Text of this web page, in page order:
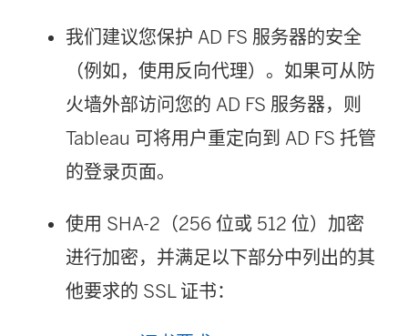
我们建议您保护 AD FS 服务器的安全
（例如，使用反向代理）。如果可从防
火墙外部访问您的 AD FS 服务器，则
Tableau 可将用户重定向到 AD FS 托管
的登录页面。
使用 SHA-2（256 位或 512 位）加密
进行加密，并满足以下部分中列出的其
他要求的 SSL 证书：